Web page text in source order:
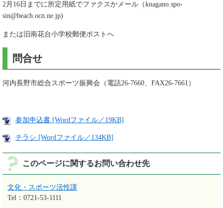
2月16日までに所定用紙でファクスかメール（knagano.spo-
sin@beach.ocn.ne.jp)
または旧南花台小学校郵便ポストへ
問合せ
河内長野市総合スポーツ振興会（電話26-7660、FAX26-7661）
参加申込書 [Wordファイル／19KB]
チラシ [Wordファイル／134KB]
このページに関するお問い合わせ先
文化・スポーツ活性課
Tel：0721-53-1111